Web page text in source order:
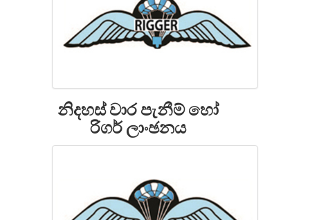
නිදහස් වාර පැනීම් හෝ
රිගර් ලාංඡනය